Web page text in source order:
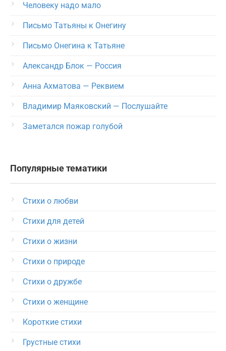
Человеку надо мало
Письмо Татьяны к Онегину
Письмо Онегина к Татьяне
Александр Блок — Россия
Анна Ахматова — Реквием
Владимир Маяковский — Послушайте
Заметался пожар голубой
Популярные тематики
Стихи о любви
Стихи для детей
Стихи о жизни
Стихи о природе
Стихи о дружбе
Стихи о женщине
Короткие стихи
Грустные стихи